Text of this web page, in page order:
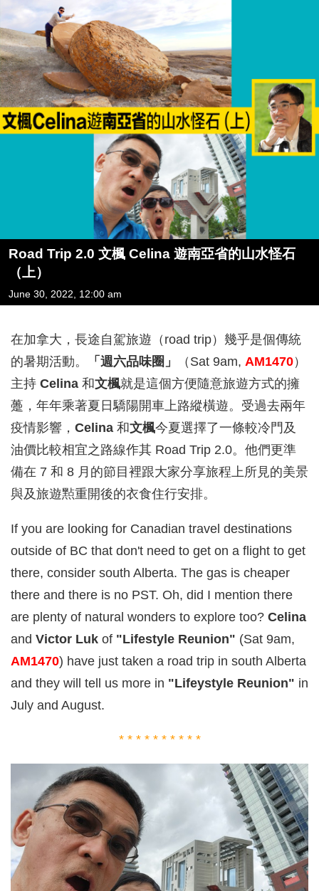
Road Trip 2.0 文楓 Celina 遊南亞省的山水怪石
（上）
June 30, 2022, 12:00 am
在加拿大，長途自駕旅遊（road trip）幾乎是個傳統
的暑期活動。
「週六品味圈」 （Sat 9am, AM1470）
主持 Celina 和文楓就是這個方便隨意旅遊方式的擁
躉，年年乘著夏日驕陽開車上路縱橫遊。受過去兩年
疫情影響， Celina 和文楓今夏選擇了一條較冷門及
油價比較相宜之路線作其 Road Trip 2.0。他們更準
備在 7 和 8 月的節目裡跟大家分享旅程上所見的美景
與及旅遊㸃重開後的衣食住行安排。
If you are looking for Canadian travel destinations
outside of BC that don't need to get on a flight to get
there, consider south Alberta. The gas is cheaper
there and there is no PST. Oh, did I mention there
are plenty of natural wonders to explore too? Celina
and Victor Luk of "Lifestyle Reunion" (Sat 9am,
AM1470) have just taken a road trip in south Alberta
and they will tell us more in "Lifeystyle Reunion" in
July and August.
* * * * * * * * * *